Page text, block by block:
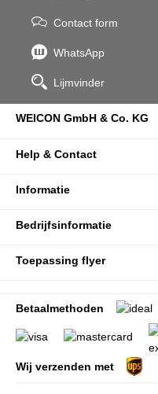
Contact form
WhatsApp
Lijmvinder
WEICON GmbH & Co. KG
Help & Contact
Informatie
Bedrijfsinformatie
Toepassing flyer
Betaalmethoden
Wij verzenden met